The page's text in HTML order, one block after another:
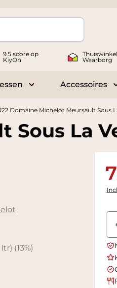
9.5 score op
KiyOh
Thuiswinkel
Waarborg
for Geschenken
Toggle submenu for
Accessoires
Domaine Michelot Meursault Sous
Sous La
ltr) (13%)